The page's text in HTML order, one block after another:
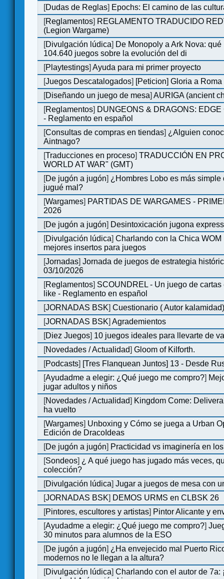
[Dudas de Reglas] Epochs: El camino de las
[Reglamentos] REGLAMENTO TRADUCIDO
(Legion Wargame)
[Divulgación lúdica] De Monopoly a Ark Nova:
104.640 juegos sobre la evolución del di
[Playtestings]Ayuda para mi primer proyecto
[Juegos Descatalogados] [Peticion] Gloria a Roma
[Diseñando un juego de mesa]AURIGA (ancient
[Reglamentos] DUNGEONS & DRAGONS:
- Reglamento en español
[Consultas de compras en tiendas] ¿Alguien
Aintnago?
[Traducciones en proceso]TRADUCCIÓN EN
WORLD AT WAR" (GMT)
[De jugón a jugón] ¿Hombres Lobo es más simple
jugué mal?
[Wargames] PARTIDAS DE WARGAMES -
2026
[De jugón a jugón] Desintoxicación jugona express
[Divulgación lúdica]Charlando con la Chica WOM
mejores insertos para juegos
[Jornadas]Jornada de juegos de estrategia
03/10/2026
[Reglamentos] SCOUNDREL - Un juego de
like - Reglamento en español
[JORNADAS BSK]Cuestionario ( Autor
[JORNADAS BSK]Agrademientos
[Diez Juegos] 10 juegos ideales para llevarte de
[Novedades / Actualidad]Gloom of Kilforth.
[Podcasts] [Tres Flanquean Juntos] 13 - Desde
[Ayudadme a elegir: ¿Qué juego me compro?]
jugar adultos y niños
[Novedades / Actualidad] Kingdom Come:
ha vuelto
[Wargames] Unboxing y Cómo se juega a Urban
Edición de DracoIdeas
[De jugón a jugón] Practicidad vs imaginería en
[Sondeos] ¿ A qué juego has jugado más veces,
colección?
[Divulgación lúdica]Jugar a juegos de mesa con
[JORNADAS BSK] DEMOS URMS en CLBSK 26
[Pintores, escultores y artistas] Pintor Alicante y
[Ayudadme a elegir: ¿Qué juego me compro?]
30 minutos para alumnos de la ESO
[De jugón a jugón] ¿Ha envejecido mal Puerto
modernos no le llegan a la altura?
[Divulgación lúdica]Charlando con el autor de 7a: